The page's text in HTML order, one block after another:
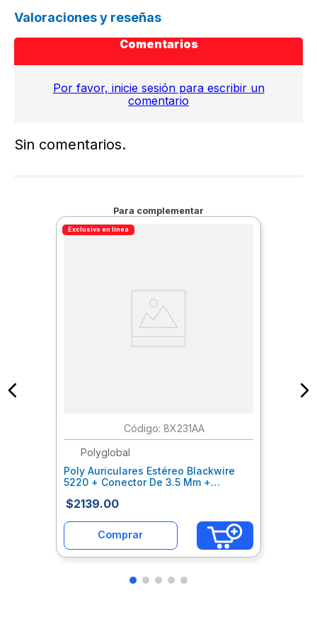
Valoraciones y reseñas
Comentarios
Por favor, inicie sesión para escribir un
comentario
Sin comentarios.
Para complementar
Exclusivo en línea
: 8X231AA
Polyglobal
Poly Auriculares Estéreo Blackwire
5220 + Conector De 3.5 Mm +
$2139.00
Comprar